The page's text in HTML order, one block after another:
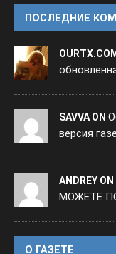
ПОСЛЕДНИЕ
SAVVA ON
версия
ANDREY ON
МОЖЕТЕ
O ГАЗЕТЕ